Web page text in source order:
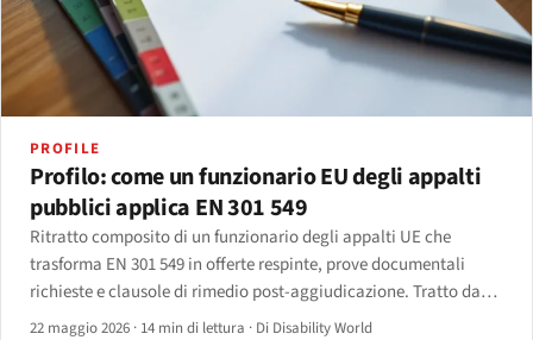
PROFILE
Profilo: come un funzionario EU degli appalti
pubblici applica EN 301 549
Ritratto composito di un funzionario degli appalti UE che
trasforma EN 301 549 in offerte respinte, prove documentali
richieste e clausole di rimedio post-aggiudicazione. Tratto da
interviste con sette funzionari in cinque Stati membri; dettagli
22 maggio 2026 · 14 min di lettura · Di Disability World